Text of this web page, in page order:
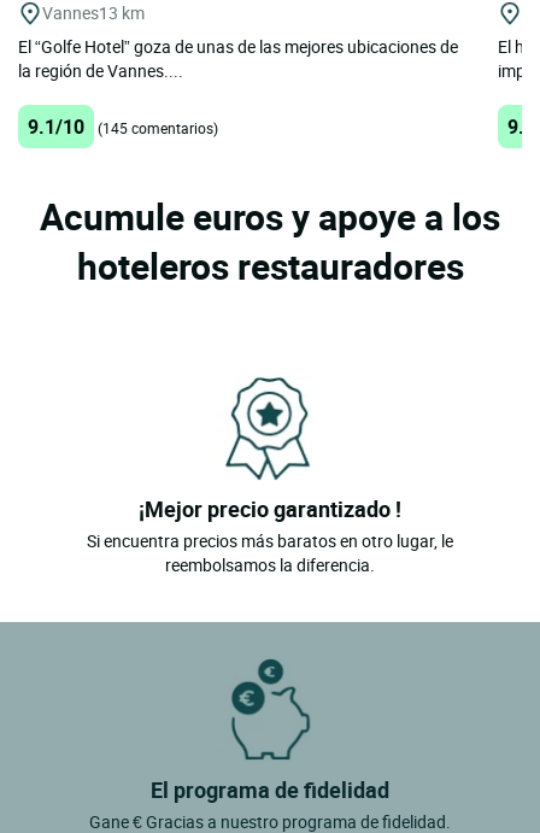
Vannes13 km
El “Golfe Hotel” goza de unas de las mejores ubicaciones de
la región de Vannes....
9.1/10 (145 comentarios)
El
Acumule euros y apoye a los
hoteleros restauradores
¡Mejor precio garantizado !
Si encuentra precios más baratos en otro lugar, le
reembolsamos la diferencia.
El programa de fidelidad
Gane € Gracias a nuestro programa de fidelidad.